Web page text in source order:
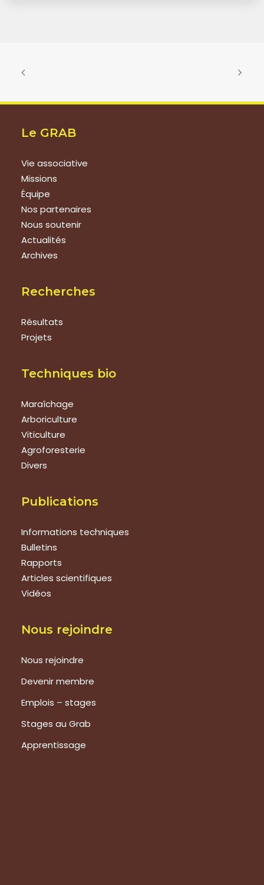
Le GRAB
Vie associative
Missions
Équipe
Nos partenaires
Nous soutenir
Actualités
Archives
Recherches
Résultats
Projets
Techniques bio
Maraîchage
Arboriculture
Viticulture
Agroforesterie
Divers
Publications
Informations techniques
Bulletins
Rapports
Articles scientifiques
Vidéos
Nous rejoindre
Nous rejoindre
Devenir membre
Emplois – stages
Stages au Grab
Apprentissage